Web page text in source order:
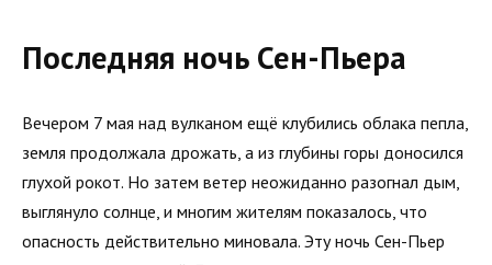
Последняя ночь Сен-Пьера
Вечером 7 мая над вулканом ещё клубились облака пепла,
земля продолжала дрожать, а из глубины горы доносился
глухой рокот. Но затем ветер неожиданно разогнал дым,
выглянуло солнце, и многим жителям показалось, что
опасность действительно миновала. Эту ночь Сен-Пьер